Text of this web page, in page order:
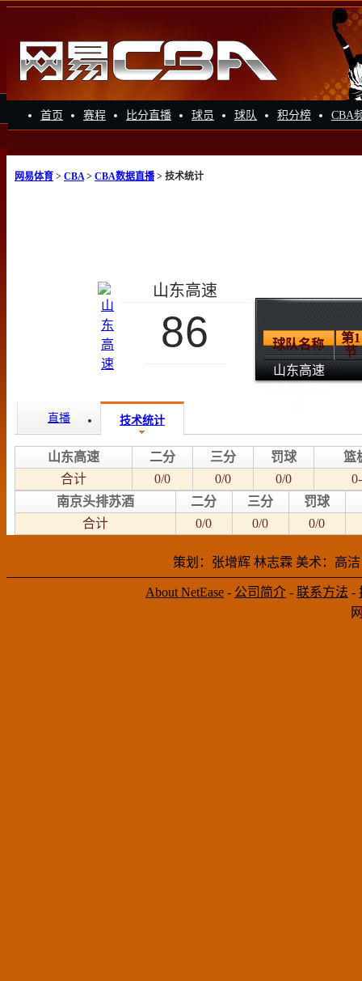
首页 赛程 比分直播 球员 球队 积分榜 CBA
网易体育 > CBA> CBA数据直播> 技术统计
山东高速
86 球队名称
第1
节
山东高速
直播 技术统计
山东高速 二分 三分 罚球
篮
合计
0/0 0/0 0/0
南京头排苏酒
二分 三分
罚球
合计
0/0 0/0 0/0
策划：张增辉 林志霖 美术：高
About NetEase - 公司简介 - 联系方法 -